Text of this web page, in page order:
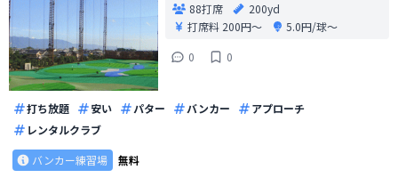
88打席
200yd
打席料 200円〜
5.0円/球〜
0
0
打ち放題 安い パター バンカー
アプローチ
レンタルクラブ
バンカー練習場
無料